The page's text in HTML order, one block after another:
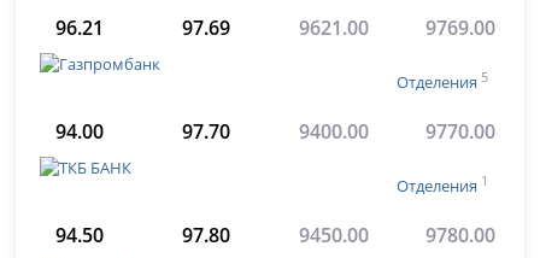
96.21 97.69 9621.00 9769.00
Отделения 5
94.00 97.70 9400.00 9770.00
Отделения 1
94.50 97.80 9450.00 9780.00